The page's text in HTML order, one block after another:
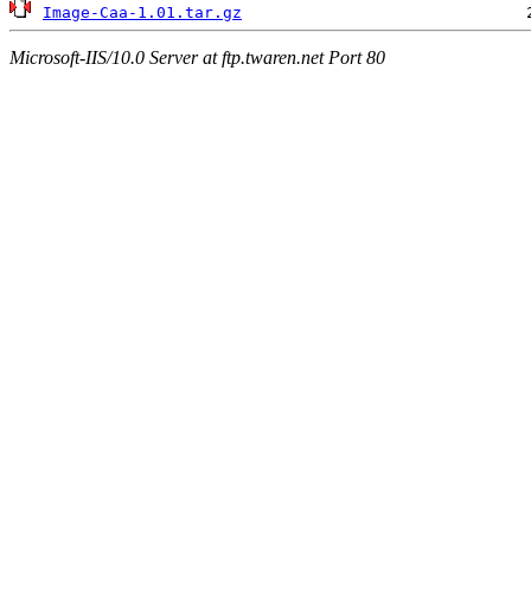
Image-Caa-1.01.tar.gz
Microsoft-IIS/10.0 Server at ftp.twaren.net Port 80